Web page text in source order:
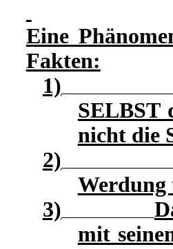
Eine
Fakten:
1)
SELBST
nicht die
2)
3)
mit